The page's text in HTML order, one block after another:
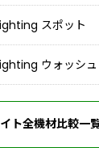
スポット
ウォッシュ
ト全機材比較一